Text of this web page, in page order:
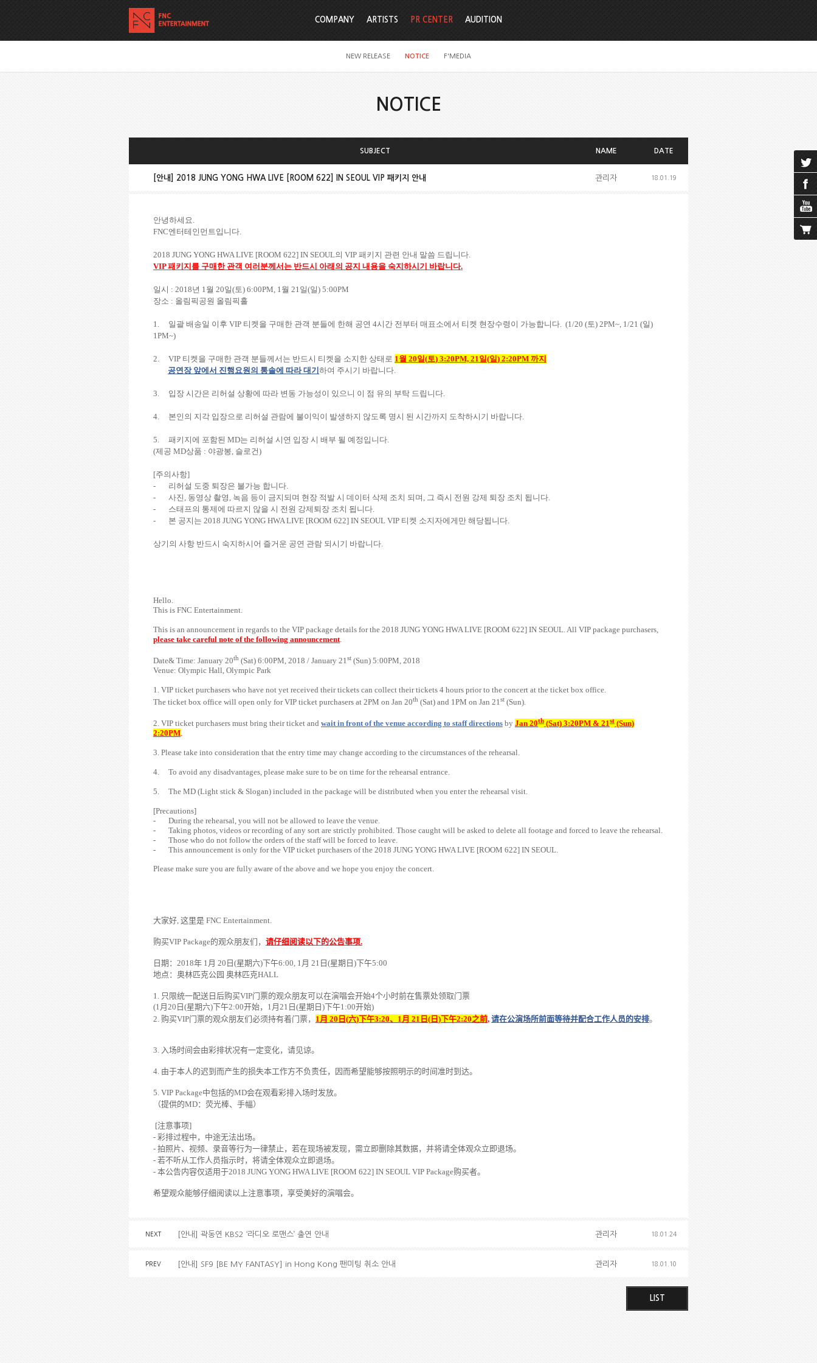
COMPANY ARTISTS PR CENTER
NEW RELEASE NOTICE F'MEDIA
AUDITION
NOTICE
SUBJECT NAME DATE
[안내] 2018 JUNG YONG HWA LIVE [ROOM 622] IN SEOUL VIP 패키지 안내 관리자 18.01.19
안녕하세요.
FNC엔터테인먼트입니다.
2018 JUNG YONG HWA LIVE [ROOM 622] IN SEOUL의 VIP 패키지 관련 안내 말씀 드립니다.
VIP패키지를 구매한 관객 여러분께서는 반드시 아래의 공지 내용을 숙지하시기 바랍니다.
일시 : 2018년 1월 20일(토) 6:00PM, 1월 21일(일) 5:00PM
장소 : 올림픽공원 올림픽홀
1. 일괄 배송일 이후 VIP 티켓을 구매한 관객 분들에 한해 공연 4시간 전부터 매표소에서 티켓 현장수령이 가능합니다. (1/20 (토) 2PM~, 1/21 (일)
1PM~)
2. VIP 티켓을 구매한 관객 분들께서는 반드시 티켓을 소지한 상태로 1월 20일(토) 3:20PM, 21일(일) 2:20PM 까지
공연장 앞에서 진행요원의 통솔에 따라 대기 하여 주시기 바랍니다.
3. 입장 시간은 리허설 상황에 따라 변동 가능성이 있으니 이 점 유의 부탁 드립니다.
4. 본인의 지각 입장으로 리허설 관람에 불이익이 발생하지 않도록 명시 된 시간까지 도착하시기 바랍니다.
5. 패키지에 포함된 MD는 리허설 시연 입장 시 배부 될 예정입니다.
(제공 MD상품 : 야광봉, 슬로건)
[주의사항]
-
리허설 도중 퇴장은 불가능 합니다.
-
사진 , 동영상 촬영 , 녹음 등이 금지되며 현장 적발 시 데이터 삭제 조치 되며 , 그 즉시 전원 강제 퇴장 조치 됩니다.
-
스태프의 통제에 따르지 않을 시 전원 강제퇴장 조치 됩니다.
-
본 공지는 2018 JUNG YONG HWA LIVE [ROOM 622] IN SEOUL VIP 티켓 소지자에게만 해당됩니다.
상기의 사항 반드시 숙지하시어 즐거운 공연 관람 되시기 바랍니다.
Hello.
This is FNC Entertainment.
This is an announcement in regards to the VIP package details for the 2018 JUNG YONG HWA LIVE [ROOM 622] IN SEOUL. All VIP package purchasers,
please take careful note of the following announcement.
Date& Time: January 20th (Sat) 6:00PM, 2018 / January 21st (Sun) 5:00PM, 2018
Venue: Olympic Hall, Olympic Park
1. VIP ticket purchasers who have not yet received their tickets can collect their tickets 4 hours prior to the concert at the ticket box office.
The ticket box office will open only for VIP ticket purchasers at 2PM on Jan 20th (Sat) and 1PM on Jan 21 st (Sun).
2. VIP ticket purchasers must bring their ticket and wait in front of the venue according to staff directions by Jan 20th (Sat) 3:20PM & 21st (Sun)
2:20PM
3. Please take into consideration that the entry time may change according to the circumstances of the rehearsal.
4. To avoid any disadvantages, please make sure to be on time for the rehearsal entrance.
5. The MD (Light stick & Slogan) included in the package will be distributed when you enter the rehearsal visit.
[Precautions]
- During the rehearsal, you will not be allowed to leave the venue.
- Taking photos, videos or recording of any sort are strictly prohibited. Those caught will be asked to delete all footage and forced to leave the rehearsal.
- Those who do not follow the orders of the staff will be forced to leave.
- This announcement is only for the VIP ticket purchasers of the 2018 JUNG YONG HWA LIVE [ROOM 622] IN SEOUL.
Please make sure you are fully aware of the above and we hope you enjoy the concert.
大家好 这里是 FNC Entertainment.
购买VIP Package的观众朋友们 ， 请仔细阅读以下的公告事项.
日期 ： 2018年 1 月 20 日 (星期六)下午6:00, 1 月 21 日 (星期日 )下午5:00
地点 ： 奥林匹克公园 奥林匹克HALL
1. 只限统一配送日后购买VIP门票的观众朋友可以在演唱会开始4个小时前在售票处领取门票
(1 月 20 日 (星期六)下午2:00开始， 1 月 21 日 (星期日 )下午1 :00开始)
2. 购买VIP门票的观众朋友们必须持有着门票， 1 月 20 日 (六)下午3:20、 1 月 21 日 ( 日 )下午2:20之前, 请在公演场所前面等待并配合工作人 员的安排。
3. 入场时间会由彩排状况有一定变化， 请见谅。
4. 由于本人的迟到而产生的损失本工作方不负责任， 因而希望能够按照明示的 时间准 时到 达。
5. VIP Package中包括的MD会在观看彩排入场时发放。
（提供的MD： 荧光棒、 手幅）
[注意事项]
- 彩排过程中 ， 中途无法出场。
- 拍照片、 视频、 录音等行为一律禁止 ， 若在现场被发现 ， 需立即删 除其数据， 并将请全体观众立即退场。
- 若不听从 工作人 员指示时， 将请全体观众立即退场。
- 本公告内容仅适用于2018 JUNG YONG HWA LIVE [ROOM 622] IN SEOUL VIP Package购买者。
希望观众能够仔细阅读以上注意事项， 享受美好的演唱会。
NEXT [안내] 곽동연 KBS2 ‘라디오 로맨스’ 출연 안내 관리자 18.01.24
PREV [안내] SF9 [BE MY FANTASY] in Hong Kong 팬미팅 취소 안내 관리자 18.01.10
LIST